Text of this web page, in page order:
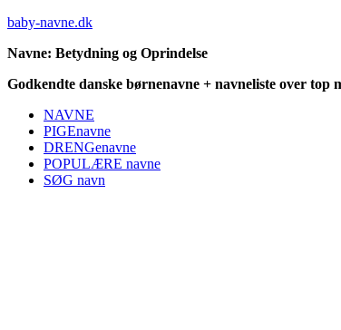
baby-navne.dk
Navne: Betydning og Oprindelse
Godkendte danske børnenavne + navneliste over top
NAVNE
PIGEnavne
DRENGenavne
POPULÆRE navne
SØG navn